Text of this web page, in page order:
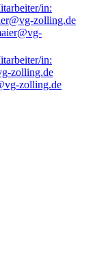
zolling.de